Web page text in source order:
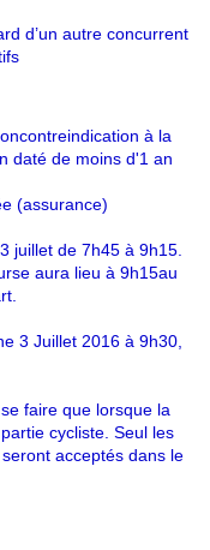
d’un autre concurrent
à la
daté de moins d'1 an
(assurance)
juillet de 7​h45 à 9h15​.
aura lieu à 9h15​au
3 Juillet 2016 à 9h30​,
faire que lorsque la
cycliste. Seul les
acceptés dans le